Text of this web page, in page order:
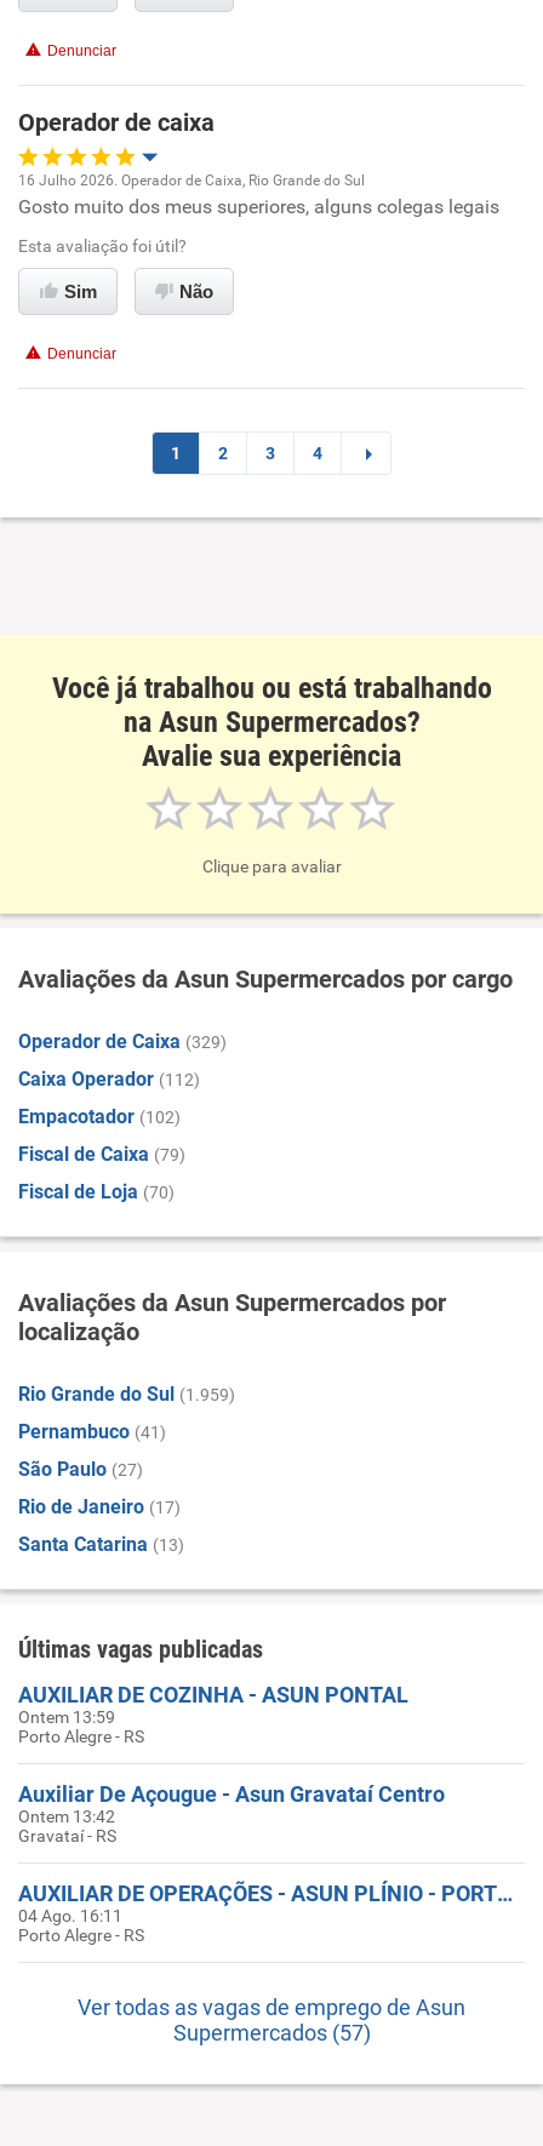
Recomenda esta empresa
Recomenda a diretoria
Benefícios
Recomenda esta empresa
Recomenda a diretoria
Denunciar
Operador de caixa
Oportunidade de promoção
Ambiente de trabalho
Benefícios
Recomenda esta empresa
16 Julho 2026. Operador de Caixa, Rio Grande do Sul
Gosto muito dos meus superiores, alguns colegas legais
Esta avaliação foi útil?
Sim Não
Denunciar
1 2 3 4
Você já trabalhou ou está trabalhando
na Asun Supermercados?
Avalie sua experiência
Clique para avaliar
Avaliações da Asun Supermercados por cargo
Operador de Caixa (329)
Caixa Operador (112)
Empacotador (102)
Fiscal de Caixa (79)
Fiscal de Loja (70)
Avaliações da Asun Supermercados por
localização
Rio Grande do Sul (1.959)
Pernambuco (41)
São Paulo (27)
Rio de Janeiro (17)
Santa Catarina (13)
Últimas vagas publicadas
AUXILIAR DE COZINHA - ASUN PONTAL
Ontem 13:59
Porto Alegre - RS
Auxiliar De Açougue - Asun Gravataí Centro
Ontem 13:42
Gravataí - RS
AUXILIAR DE OPERAÇÕES - ASUN PLÍNIO - PORTO ALEGRE
04 Ago. 16:11
Porto Alegre - RS
Ver todas as vagas de emprego de Asun
Supermercados (57)